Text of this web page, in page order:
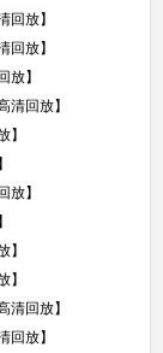
放】
放】
】
回放】
】
回放】
放】